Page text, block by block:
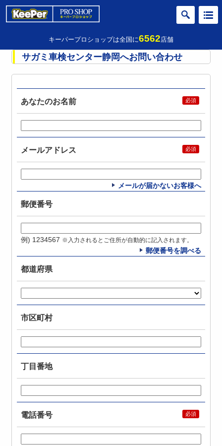
キーパープロショップは全国に6562店舗
サガミ車検センター静岡へお問い合わせ
あなたのお名前
メールアドレス
メールが届かないお客様へ
郵便番号
例) 1234567 ※入力されるとご住所が自動的に記入されます。
郵便番号を調べる
都道府県
市区町村
丁目番地
電話番号